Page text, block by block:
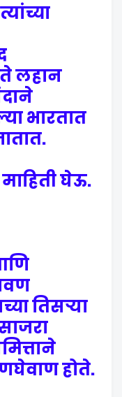
लहान
भारतात
घेऊ.
तिसऱ्या
होते.